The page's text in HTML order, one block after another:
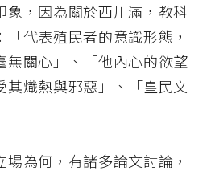
象，因為關於西川滿，教科
代表殖民者的意識形態，
無關心」、「他內心的欲望
其熾熱與邪惡」、「皇民文
為何，有諸多論文討論，